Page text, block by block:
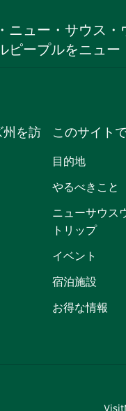
ニュー・サウス
ピープルをニュ
州を訪
このサイト
目的地
やるべきこと
ニューサウス
トリップ
イベント
宿泊施設
お得な情報